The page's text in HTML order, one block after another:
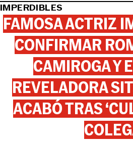
IMPERDIBLES
FAMOSA ACTRIZ
CONFIRMAR
CAMIROGA Y
REVELADORA
ACABÓ TRAS